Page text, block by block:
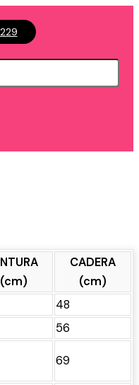
(cm)
CADERA
(cm)
48
56
69